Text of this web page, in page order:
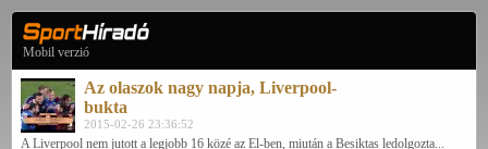
Mobil verzió
Az olaszok nagy napja, Liverpool-
bukta
2015-02-26 23:36:52
A Liverpool nem jutott a legjobb 16 közé az El-ben, miután a Besiktas ledolgozta...